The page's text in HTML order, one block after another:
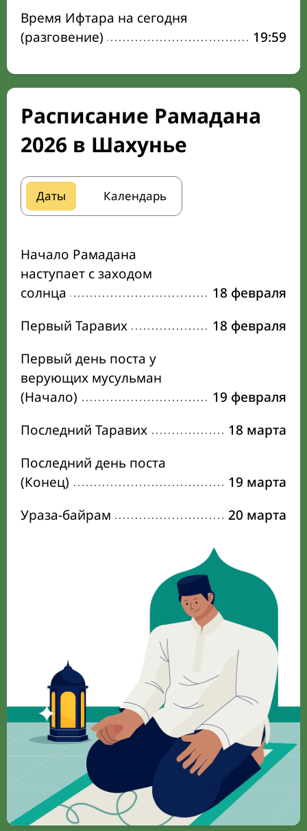
Время Ифтара на сегодня
(разговение)
19:59
Расписание Рамадана
2026 в Шахунье
Даты Календарь
Начало Рамадана
наступает с заходом
солнца
18 февраля
Первый Таравих
18 февраля
Первый день поста у
верующих мусульман
(Начало)
19 февраля
Последний Таравих
18 марта
Последний день поста
(Конец)
19 марта
Ураза-байрам
20 марта